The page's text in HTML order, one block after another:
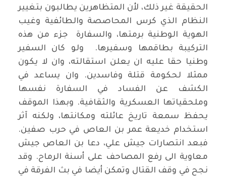
الحقيقة غير ذلك، لأن المتظاهرين يطالبون بتغيير
النظام الذي كرس المحاصصة والطائفية وغيب
الهوية الوطنية برمتها، والسفارة جزء من هذه
التركيبة بطاقمها وسفيرها. ولو كان السفير
وطنيا حقا عليه ان يعلن استقالته، وان لا يكون
ممثلا لحكومة قتلة وفاسدين. وان يساعد في
الكشف عن الفساد في السفارة نفسها
وملحقياتها العسكرية والثقافية. وبهذا الموقف
يحفظ سمعة تاريخ عائلته ومكانتها، ولكنه آثر
استخدام خديعة عمر بن العاص في حرب صفين.
فبعد انتصارات جيش علي، دعا بن العاص جيش
معاوية الى رفع المصاحف على أسنة الرماح. وقد
نجح في وقف القتال وتمكن أيضا في بث الفرقة في